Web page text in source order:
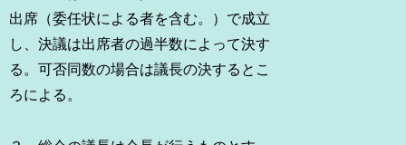
出席（委任状による者を含む。）で成立
し、決議は出席者の過半数によって決す
る。可否同数の場合は議長の決するとこ
ろによる。